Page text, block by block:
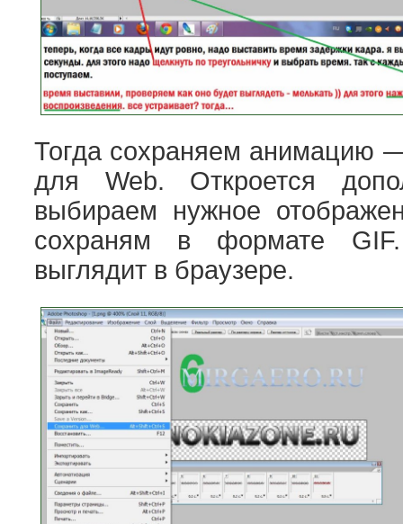
Тогда сохраняем анимацию
для Web. Откроется
выбираем нужное
сохраням в формате
выглядит в браузере.